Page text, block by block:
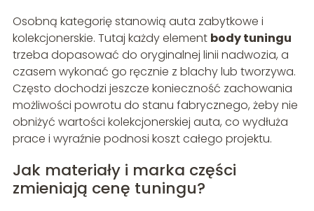
Osobną kategorię stanowią auta zabytkowe i
kolekcjonerskie. Tutaj każdy element body tuningu
trzeba dopasować do oryginalnej linii nadwozia, a
czasem wykonać go ręcznie z blachy lub tworzywa.
Często dochodzi jeszcze konieczność zachowania
możliwości powrotu do stanu fabrycznego, żeby nie
obniżyć wartości kolekcjonerskiej auta, co wydłuża
prace i wyraźnie podnosi koszt całego projektu.
Jak materiały i marka części
zmieniają cenę tuningu?